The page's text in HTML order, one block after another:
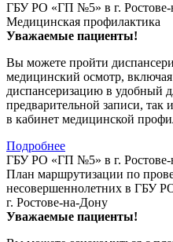
ГБУ РО «ГП №5» в г.
Медицинская профилактика
Уважаемые пациенты!
Вы можете пройти
медицинский осмотр,
диспансеризацию в удобный
предварительной записи, так
в кабинет медицинской
Подробнее
ГБУ РО «ГП №5» в г.
План маршрутизации по
несовершеннолетних в ГБУ
г. Ростове-на-Дону
Уважаемые пациенты!